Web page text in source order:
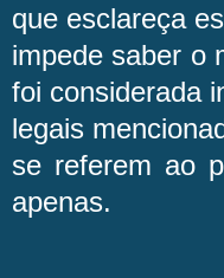
que esclareça
impede saber o
foi considerada
legais
se referem ao
apenas.